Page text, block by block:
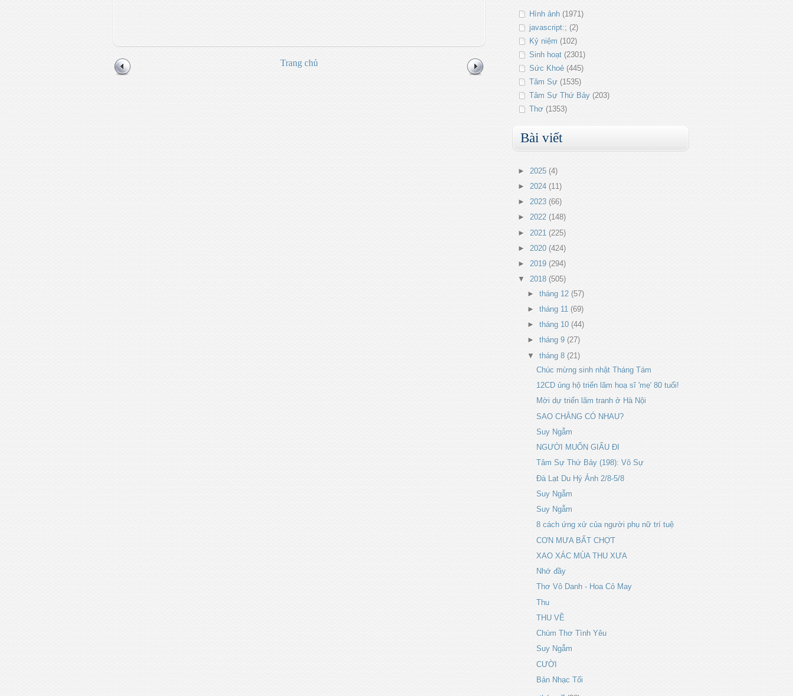
Trang chủ
Hình ảnh (1971)
javascript:; (2)
Kỷ niệm (102)
Sinh hoạt (2301)
Sức Khoẻ (445)
Tâm Sự (1535)
Tâm Sự Thứ Bảy (203)
Thơ (1353)
Bài viết
► 2025 (4)
► 2024 (11)
► 2023 (66)
► 2022 (148)
► 2021 (225)
► 2020 (424)
► 2019 (294)
▼ 2018 (505)
► tháng 12 (57)
► tháng 11 (69)
► tháng 10 (44)
► tháng 9 (27)
▼ tháng 8 (21)
Chúc mừng sinh nhật Tháng Tám
12CD ủng hộ triển lãm hoạ sĩ 'mẹ' 80 tuổi!
Mời dự triển lãm tranh ở Hà Nội
SAO CHẲNG CÓ NHAU?
Suy Ngẫm
NGƯỜI MUỐN GIẤU ĐI
Tâm Sự Thứ Bảy (198): Vô Sự
Đà Lạt Du Hý Ảnh 2/8-5/8
Suy Ngẫm
Suy Ngẫm
8 cách ứng xử của người phụ nữ trí tuệ
CƠN MƯA BẤT CHỢT
XAO XÁC MÙA THU XƯA
Nhớ đầy
Thơ Vô Danh - Hoa Cỏ May
Thu
THU VỀ
Chùm Thơ Tình Yêu
Suy Ngẫm
CƯỜI
Bản Nhạc Tối